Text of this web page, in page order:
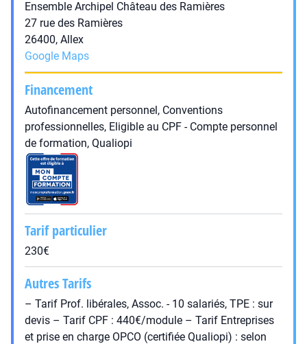
Ensemble Archipel Château des Ramières
27 rue des Ramières
26400, Allex
Google Maps
Financement
Autofinancement personnel, Conventions
professionnelles, Eligible au CPF - Compte personnel
de formation, Qualiopi
Tarif particulier
230€
Autres Tarifs
– Tarif Prof. libérales, Assoc. - 10 salariés, TPE : sur
devis – Tarif CPF : 440€/module – Tarif Entreprises
et prise en charge OPCO (certifiée Qualiopi) : selon